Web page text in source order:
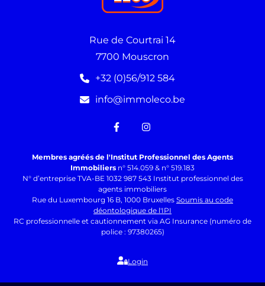
Rue de Courtrai 14
7700 Mouscron
+32 (0)56/912 584
info@immoleco.be
Membres agréés de l'Institut Professionnel des Agents
Immobiliers n° 514.059 & n° 519.183
N° d’entreprise TVA-BE 1032 987 543 Institut professionnel des
agents immobiliers
Rue du Luxembourg 16 B, 1000 Bruxelles Soumis au code
déontologique de l'IPI
RC professionnelle et cautionnement via AG Insurance (numéro de
police : 97380265)
Login